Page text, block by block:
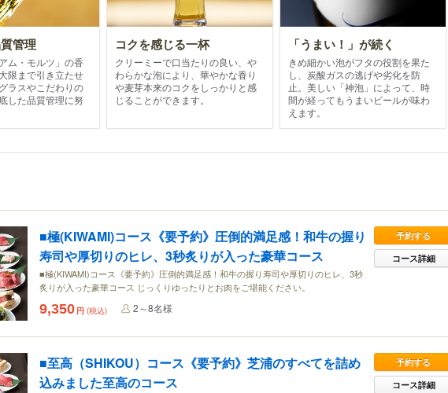
管理
ム・モルツ」の香
限まで引き立たせ
ラスやこだわりの
した品質管理に努
コクを感じる一杯
クリーミーで口当たりの良い、や
わらかな泡により、華やかな香り
や麦芽本来のコクをしっかりと感
じることができます。
「うまい！」が続く
きめ細かい泡がフタの役割を果た
し、炭酸ガスの逃げや劣化を防
止。美しい「神泡」によって、時
間が経ってもうまいビールが味わ
えます。
■極(KIWAMI)コース《要予約》圧倒的満足感！和牛の握り
寿司や厚切りのヒレ、3秒炙りが入った豪華コース
■極(KIWAMI)コース《要予約》圧倒的満足感！和牛の握り寿司や厚切りのヒレ、3秒
炙りが入った豪華コース じっくりゆったりとお肉をご堪能ください。
予約する
コース詳細
9,350 円 (税込) 2～8名様
■至高（SHIKOU）コース《要予約》芝浦のすべてを詰め
込みました至高のコース
予約する
コース詳細